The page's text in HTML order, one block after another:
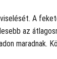
A
az
maradnak.